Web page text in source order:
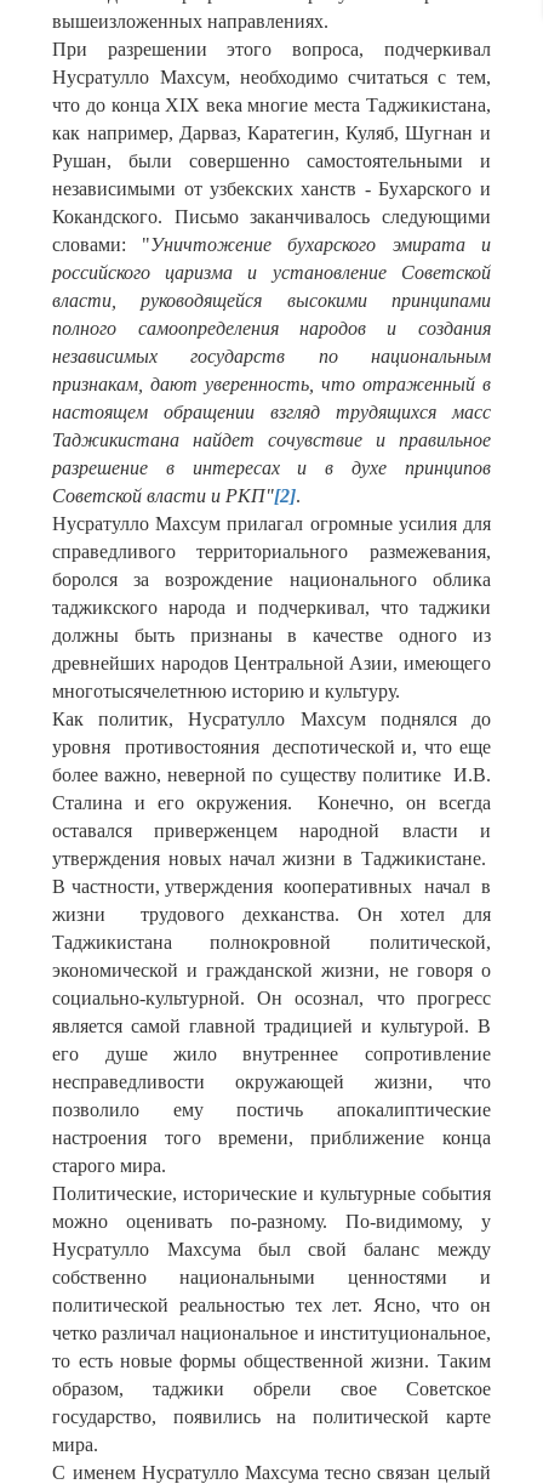
вышеизложенных направлениях.
При разрешении этого вопроса, подчеркивал
Нусратулло Махсум, необходимо считаться с тем,
что до конца XIX века многие места Таджикистана,
как например, Дарваз, Каратегин, Куляб, Шугнан и
Рушан, были совершенно самостоятельными и
независимыми от узбекских ханств - Бухарского и
Кокандского. Письмо заканчивалось следующими
словами: "Уничтожение бухарского эмирата и
российского царизма и установление Советской
власти, руководящейся высокими принципами
полного самоопределения народов и создания
независимых государств по национальным
признакам, дают уверенность, что отраженный в
настоящем обращении взгляд трудящихся масс
Таджикистана найдет сочувствие и правильное
разрешение в интересах и в духе принципов
Советской власти и РКП"[2].
Нусратулло Махсум прилагал огромные усилия для
справедливого территориального размежевания,
боролся за возрождение национального облика
таджикского народа и подчеркивал, что таджики
должны быть признаны в качестве одного из
древнейших народов Центральной Азии, имеющего
многотысячелетнюю историю и культуру.
Как политик, Нусратулло Махсум поднялся до
уровня противостояния деспотической и, что еще
более важно, неверной по существу политике И.В.
Сталина и его окружения. Конечно, он всегда
оставался приверженцем народной власти и
утверждения новых начал жизни в Таджикистане.
В частности, утверждения кооперативных начал в
жизни трудового дехканства. Он хотел для
Таджикистана полнокровной политической,
экономической и гражданской жизни, не говоря о
социально-культурной. Он осознал, что прогресс
является самой главной традицией и культурой. В
его душе жило внутреннее сопротивление
несправедливости окружающей жизни, что
позволило ему постичь апокалиптические
настроения того времени, приближение конца
старого мира.
Политические, исторические и культурные события
можно оценивать по-разному. По-видимому, у
Нусратулло Махсума был свой баланс между
собственно национальными ценностями и
политической реальностью тех лет. Ясно, что он
четко различал национальное и институциональное,
то есть новые формы общественной жизни. Таким
образом, таджики обрели свое Советское
государство, появились на политической карте
мира.
С именем Нусратулло Махсума тесно связан целый